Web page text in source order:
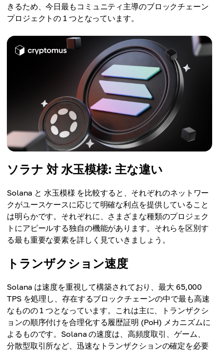
きるため、今日最もコミュニティ主導のブロックチェーン
プロジェクトの 1 つとなっています。
ソラナ 対 水玉模様: 主な違い
Solana と 水玉模様 を比較すると、それぞれのネットワー
クがユースケースに応じて明確な利点を提供していること
は明らかです。それぞれに、さまざまな種類のプロジェク
トにアピールする独自の機能があります。それらを区別す
る最も重要な要素を詳しく見ていきましょう。
トランザクション速度
Solana は速度を重視して構築されており、最大 65,000
TPS を処理し、存在するブロックチェーンの中で最も高速
なものの 1 つとなっています。これは主に、トランザクシ
ョンの順序付けを合理化する履歴証明 (PoH) メカニズムに
よるものです。Solana の速度は、高頻度取引、ゲーム、
分散型取引所など、迅速なトランザクションの確定を必要